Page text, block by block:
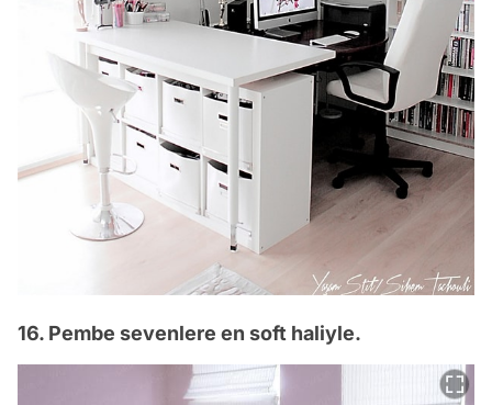
16. Pembe sevenlere en soft haliyle.